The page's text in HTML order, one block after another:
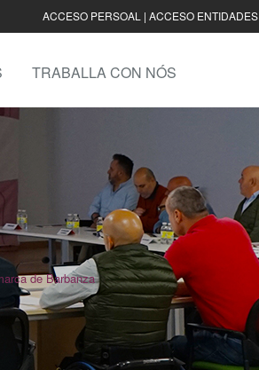
ACCESO PERSOAL | ACCESO ENTIDADES
TRABALLA CON NÓS
de Barbanza